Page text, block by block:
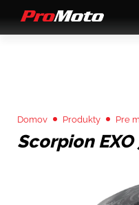
Domov Produkty Pre
Scorpion